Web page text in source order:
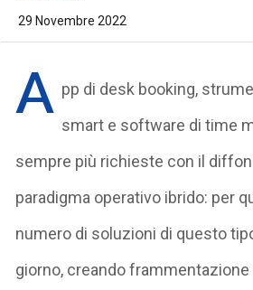
29 Novembre 2022
A pp di desk booking,
smart e software di time
sempre più richieste con il
paradigma operativo ibrido: per
numero di soluzioni di questo
giorno, creando